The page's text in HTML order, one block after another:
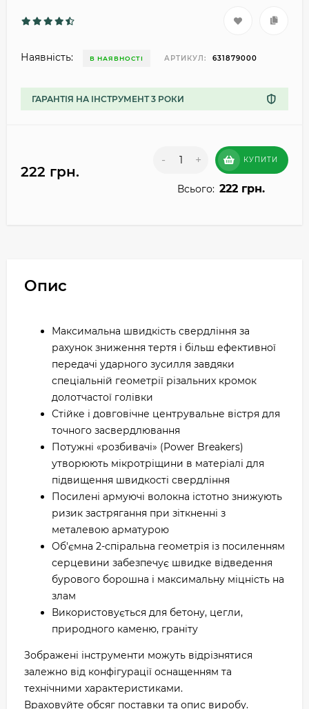
Наявність: В НАЯВНОСТІ АРТИКУЛ: 631879000
ГАРАНТІЯ НА ІНСТРУМЕНТ 3 РОКИ
222 грн.
- + КУПИТИ
Всього: 222 грн.
Опис
Максимальна швидкість свердління за
рахунок зниження тертя і більш ефективної
передачі ударного зусилля завдяки
спеціальній геометрії різальних кромок
долотчастої голівки
Стійке і довговічне центрувальне вістря для
точного засвердлювання
Потужні «розбивачі» (Power Breakers)
утворюють мікротріщини в матеріалі для
підвищення швидкості свердління
Посилені армуючі волокна істотно знижують
ризик застрягання при зіткненні з
металевою арматурою
Об'ємна 2-спіральна геометрія із посиленням
серцевини забезпечує швидке відведення
бурового борошна і максимальну міцність на
злам
Використовується для бетону, цегли,
природного каменю, граніту
Зображені інструменти можуть відрізнятися
залежно від конфігурації оснащенням та
технічними характеристиками.
Враховуйте обсяг поставки та опис виробу.